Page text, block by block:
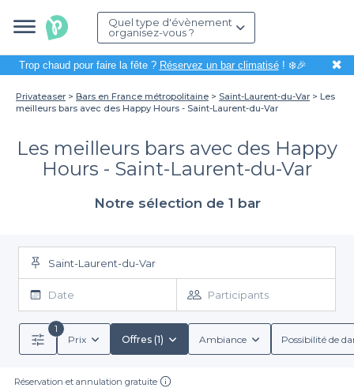
Quel type d'évènement
organisez-vous ?
Trop chaud pour faire la fête ? Réservez un bar climatisé! ❄️🎉 ✖
Privateaser Bars en France métropolitaine Saint-Laurent-du-Var
Les
meilleurs bars avec des Happy Hours - Saint-Laurent-du-Var
Les meilleurs bars avec des Happy
Hours - Saint-Laurent-du-Var
Notre sélection de 1 bar
Saint-Laurent-du-Var
Date Participants
1
Prix
Offres (1) Ambiance Possibilité de
Réservation et annulation gratuite